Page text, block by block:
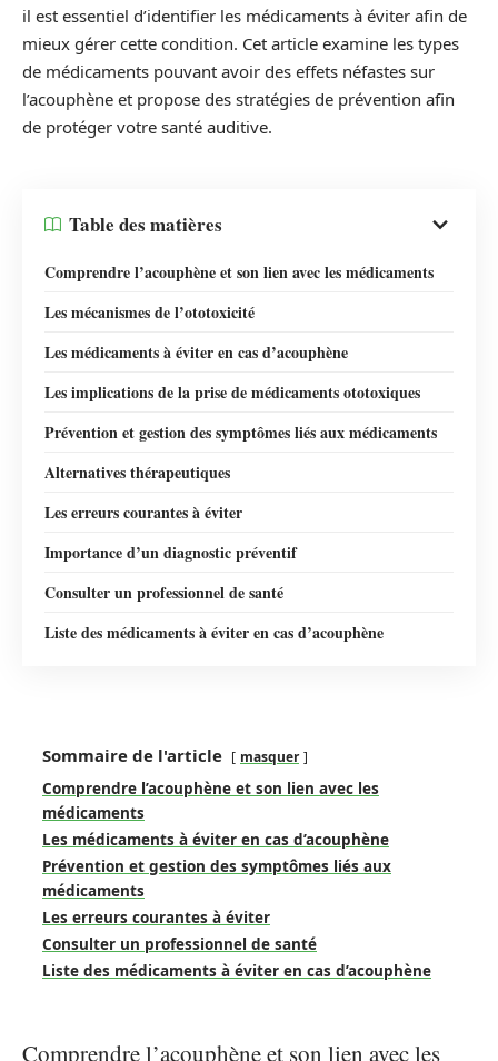
il est essentiel d’identifier les médicaments à éviter afin de
mieux gérer cette condition. Cet article examine les types
de médicaments pouvant avoir des effets néfastes sur
l’acouphène et propose des stratégies de prévention afin
de protéger votre santé auditive.
Table des matières
Comprendre l’acouphène et son lien avec les médicaments
Les mécanismes de l’ototoxicité
Les médicaments à éviter en cas d’acouphène
Les implications de la prise de médicaments ototoxiques
Prévention et gestion des symptômes liés aux médicaments
Alternatives thérapeutiques
Les erreurs courantes à éviter
Importance d’un diagnostic préventif
Consulter un professionnel de santé
Liste des médicaments à éviter en cas d’acouphène
Sommaire de l'article masquer
Comprendre l’acouphène et son lien avec les
médicaments
Les médicaments à éviter en cas d’acouphène
Prévention et gestion des symptômes liés aux
médicaments
Les erreurs courantes à éviter
Consulter un professionnel de santé
Liste des médicaments à éviter en cas d’acouphène
Comprendre l’acouphène et son lien avec les